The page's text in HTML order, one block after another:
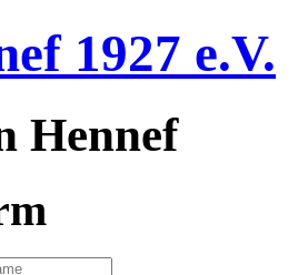
1927 e.V.
Hennef